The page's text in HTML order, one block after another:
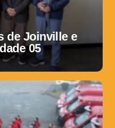
de Joinville e
05